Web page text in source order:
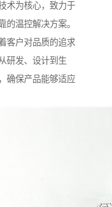
术为核心，致力于
的温控解决方案。
客户对品质的追求
研发、设计到生
确保产品能够适应